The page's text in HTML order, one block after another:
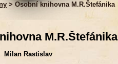
> Osobní knihovna M.R.Štefánika
M.R.Štefánika
Milan Rastislav